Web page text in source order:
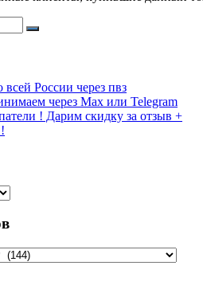
всей России через пвз
через Max или Telegram
! Дарим скидку за отзыв +